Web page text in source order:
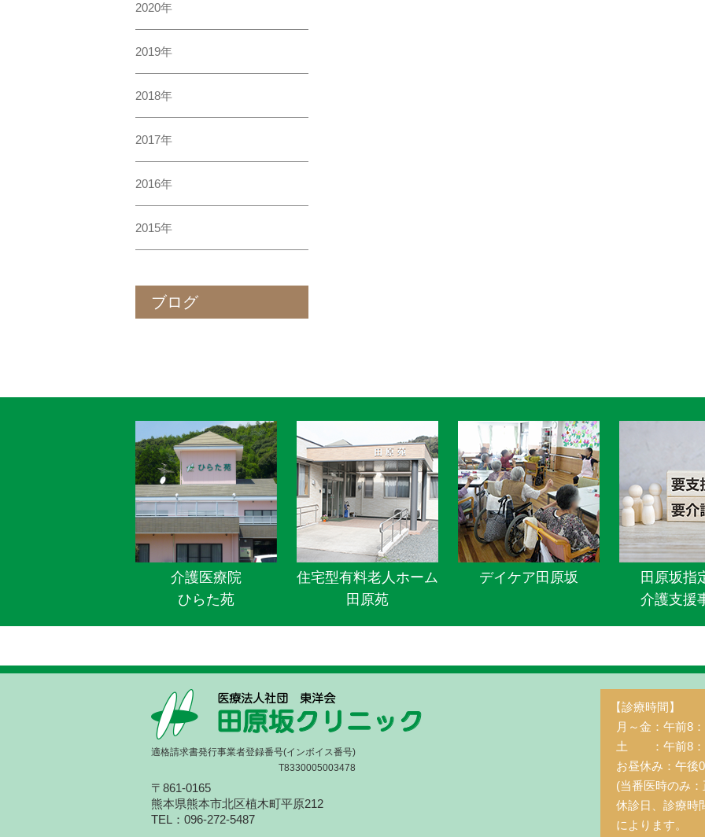
2020年
2019年
2018年
2017年
2016年
2015年
ブログ
介護医療院
ひらた苑
住宅型有料老人ホーム
田原苑
デイケア田原坂
田原坂指
介護支援
適格請求書発行事業者登録番号(インボイス番号)
T8330005003478
〒861-0165
熊本県熊本市北区植木町平原212
TEL：096-272-5487
【診療時間】
月～金：午前8
土 ：午前8：
お昼休み：午後
(当番医時のみ
休診日、診療時
によります。